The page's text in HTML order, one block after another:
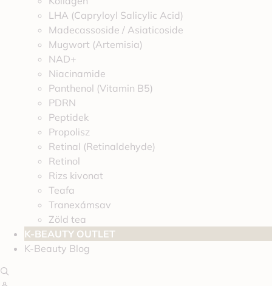
LHA (Capryloyl Salicylic Acid)
Madecassoside / Asiaticoside
Mugwort (Artemisia)
NAD+
Niacinamide
Panthenol (Vitamin B5)
PDRN
Peptidek
Propolisz
Retinal (Retinaldehyde)
Retinol
Rizs kivonat
Teafa
Tranexámsav
Zöld tea
K-BEAUTY OUTLET
K-Beauty Blog